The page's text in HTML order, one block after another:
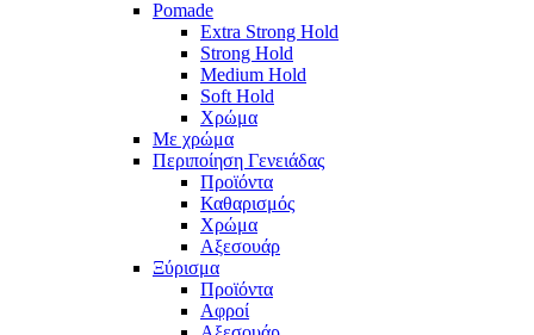
Pomade
Extra Strong Hold
Strong Hold
Medium Hold
Soft Hold
Χρώμα
Με χρώμα
Περιποίηση Γενειάδας
Προϊόντα
Καθαρισμός
Χρώμα
Αξεσουάρ
Ξύρισμα
Προϊόντα
Αφροί